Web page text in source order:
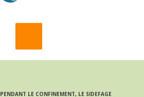
PENDANT LE CONFINEMENT, LE SIDEFAGE